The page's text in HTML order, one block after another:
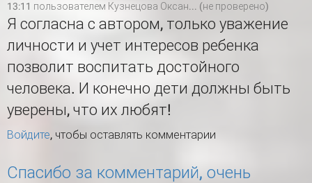
13:11 пользователем Кузнецова Оксан... (не проверено)
Я согласна с автором, только уважение
личности и учет интересов ребенка
позволит воспитать достойного
человека. И конечно дети должны быть
уверены, что их любят!
Войдите, чтобы оставлять комментарии
Спасибо за комментарий, очень